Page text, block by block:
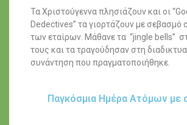
Τα Χριστούγεννα πλησιάζουν και οι
Dedectives” τα γιορτάζουν με
των εταίρων. Μάθανε τα “jingle bells”
τους και τα τραγούδησαν στη
συνάντηση που πραγματοποιήθηκε.
Παγκόσμια Ημέρα Ατόμων με